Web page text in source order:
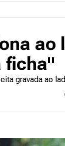
ao
ficha"
gravada ao